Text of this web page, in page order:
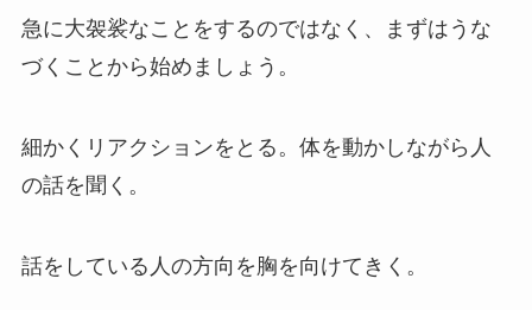
急に大袈裟なことをするのではなく、まずはうな
づくことから始めましょう。
細かくリアクションをとる。体を動かしながら人
の話を聞く。
話をしている人の方向を胸を向けてきく。